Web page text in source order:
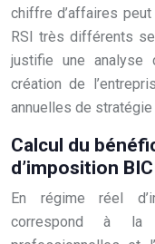
chiffre d’affaires
RSI très différents
justifie une analyse
création de
annuelles de
Calcul du
d’imposition
En régime réel
correspond à la